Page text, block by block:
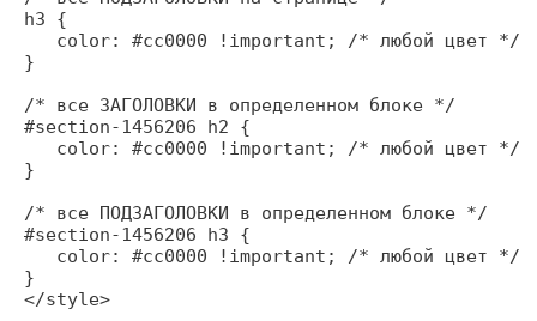
h3 {
   color: #cc0000 !important; /* любой цвет */
}
/* все ЗАГОЛОВКИ в определенном блоке */
#section-1456206 h2 {
   color: #cc0000 !important; /* любой цвет */
}
/* все ПОДЗАГОЛОВКИ в определенном блоке */
#section-1456206 h3 {
   color: #cc0000 !important; /* любой цвет */
}